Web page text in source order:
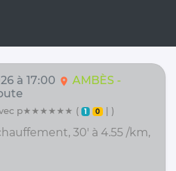
à 17:00 location_on AMBÈS -
avec p★★★★★★ ( 1 0 | )
30' à 4.55 /km,